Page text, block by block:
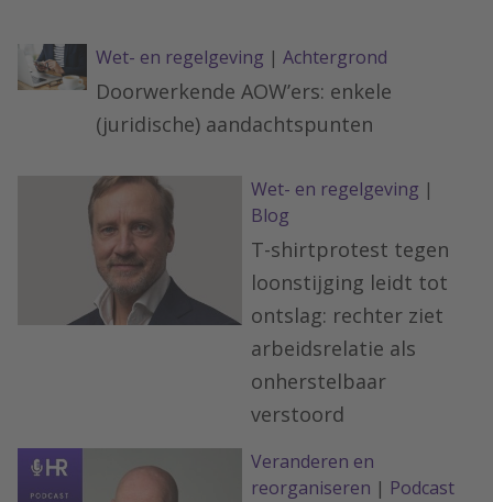
Wet- en regelgeving | Achtergrond
Doorwerkende AOW’ers: enkele
(juridische) aandachtspunten
Wet- en regelgeving |
Blog
T-shirtprotest tegen
loonstijging leidt tot
ontslag: rechter ziet
arbeidsrelatie als
onherstelbaar
verstoord
Veranderen en
reorganiseren | Podcast